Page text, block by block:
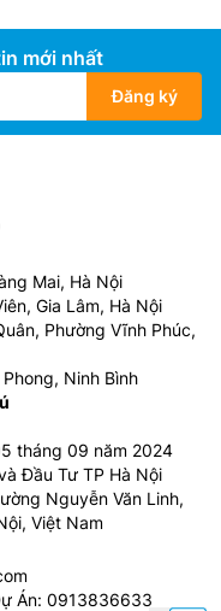
mới nhất
Đăng ký
Mai, Hà Nội
Gia Lâm, Hà Nội
Phường Vĩnh Phúc,
Ninh Bình
tháng 09 năm 2024
Đầu Tư TP Hà Nội
Nguyễn Văn Linh,
Việt Nam
Án: 0913836633